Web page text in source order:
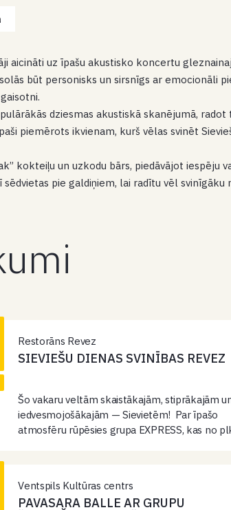
aicināti uz īpašu akustisko koncertu
būt personisks un sirsnīgs ar emocionāli
dziesmas akustiskā skanējumā, radot
piemērots ikvienam, kurš vēlas svinēt
kokteiļu un uzkodu bārs, piedāvājot iespēju
pie galdiņiem, lai radītu vēl svinīgāku
Restorāns Revez
SIEVIEŠU DIENAS SVINĪBAS REVEZ
Šo vakaru veltām skaistākajām, stiprākajām
iedvesmojošākajām — Sievietēm! Par īpašo
atmosfēru rūpēsies grupa EXPRESS, kas no
Ventspils Kultūras centrs
PAVASARA BALLE AR GRUPU